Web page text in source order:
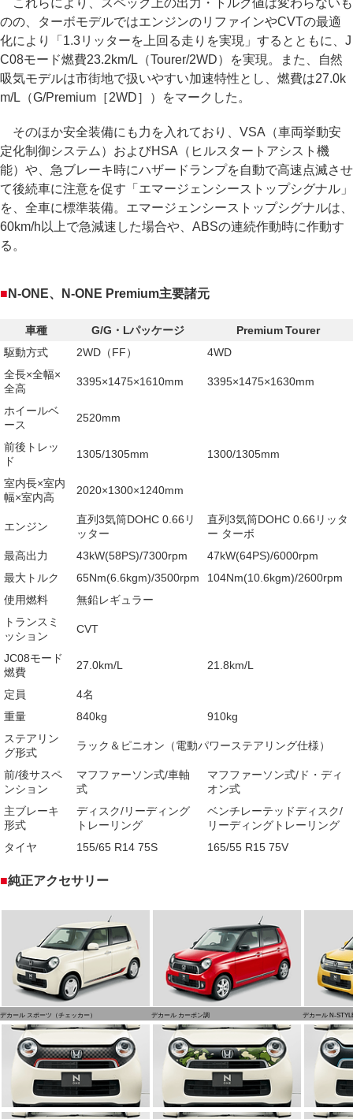
これらにより、スペック上の出力・トルク値は変わらないも
のの、ターボモデルではエンジンのリファインやCVTの最適
化により「1.3リッターを上回る走りを実現」するとともに、J
C08モード燃費23.2km/L（Tourer/2WD）を実現。また、自然
吸気モデルは市街地で扱いやすい加速特性とし、燃費は27.0k
m/L（G/Premium［2WD］）をマークした。
そのほか安全装備にも力を入れており、VSA（車両挙動安
定化制御システム）およびHSA（ヒルスタートアシスト機
能）や、急ブレーキ時にハザードランプを自動で高速点滅させ
て後続車に注意を促す「エマージェンシーストップシグナル」
を、全車に標準装備。エマージェンシーストップシグナルは、
60km/h以上で急減速した場合や、ABSの連続作動時に作動す
る。
■ N-ONE、N-ONE Premium主要諸元
車種 G/G・Lパッケージ
Premium Tourer
駆動方式
2WD（FF）
4WD
全長×全幅×
全高
3395×1475×1610mm 3395×1475×1630mm
ホイールベ
ース
2520mm
前後トレッ
ド
1305/1305mm 1300/1305mm
室内長×室内
幅×室内高
2020×1300×1240mm
エンジン
直列3気筒DOHC 0.66リ
ッター
直列3気筒DOHC 0.66リッタ
ー ターボ
最高出力
43kW(58PS)/7300rpm
47kW(64PS)/6000rpm
最大トルク
65Nm(6.6kgm)/3500rpm
104Nm(10.6kgm)/2600rpm
使用燃料
無鉛レギュラー
トランスミ
ッション
CVT
JC08モード
燃費
27.0km/L 21.8km/L
定員
4名
重量
840kg
910kg
ステアリン
グ形式
ラック＆ピニオン（電動パワーステアリング仕様）
前/後サスペ
ンション
マフファーソン式/車軸
式
マフファーソン式/ド・ディ
オン式
主ブレーキ
形式
ディスク/リーディング
トレーリング
ベンチレーテッドディスク/
リーディングトレーリング
タイヤ
155/65 R14 75S 165/55 R15 75V
■純正アクセサリー
デカール スポーツ（チェッカー） デカール カーボン調 デカール N-